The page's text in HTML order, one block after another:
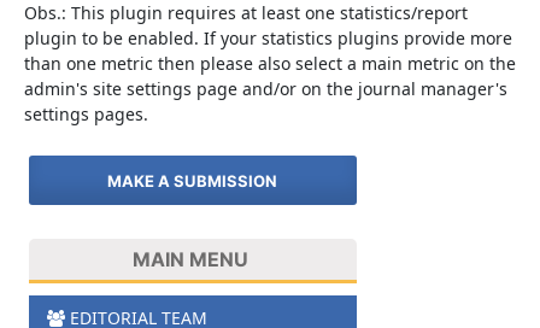
Obs.: This plugin requires at least one statistics/report
plugin to be enabled. If your statistics plugins provide more
than one metric then please also select a main metric on the
admin's site settings page and/or on the journal manager's
settings pages.
MAKE A SUBMISSION
MAIN MENU
EDITORIAL TEAM